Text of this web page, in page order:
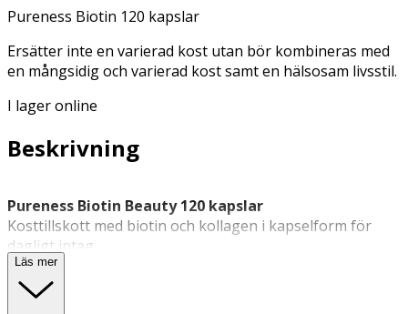
Pureness Biotin 120 kapslar
Ersätter inte en varierad kost utan bör kombineras med
en mångsidig och varierad kost samt en hälsosam livsstil.
I lager online
Beskrivning
Pureness Biotin Beauty 120 kapslar
Kosttillskott med biotin och kollagen i kapselform för
dagligt intag.
Pureness Biotin som kombinerar biotin (vitamin B7) med
kollagenpeptider. Biotin är ett vattenlösligt vitamin som
Läs mer